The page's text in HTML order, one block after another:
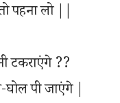
पहना लो ||
टकराएंगे ??
पी जाएंगे |